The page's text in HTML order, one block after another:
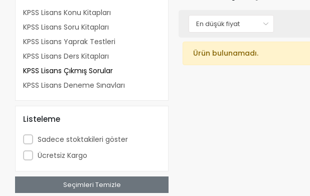
KPSS Lisans Konu Kitapları
KPSS Lisans Soru Kitapları
KPSS Lisans Yaprak Testleri
KPSS Lisans Ders Kitapları
KPSS Lisans Çıkmış Sorular
KPSS Lisans Deneme Sınavları
Listeleme
Sadece stoktakileri göster
Ücretsiz Kargo
Seçimleri Temizle
Ürün bulunamadı.